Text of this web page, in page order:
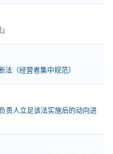
（经营者集中规范）
责人立足该法实施后的动向进